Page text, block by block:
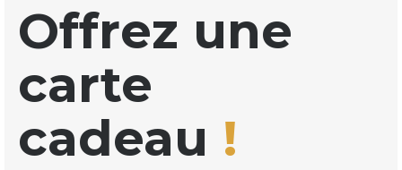
Offrez une
carte
cadeau !